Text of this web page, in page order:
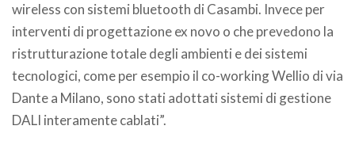
wireless con sistemi bluetooth di Casambi. Invece per
interventi di progettazione ex novo o che prevedono la
ristrutturazione totale degli ambienti e dei sistemi
tecnologici, come per esempio il co-working Wellio di via
Dante a Milano, sono stati adottati sistemi di gestione
DALI interamente cablati”.